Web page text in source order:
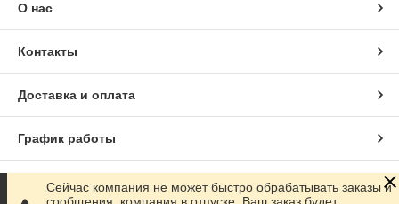
О нас
Контакты
Доставка и оплата
График работы
Полная версия сайта
Сейчас компания не может быстро обрабатывать заказы и